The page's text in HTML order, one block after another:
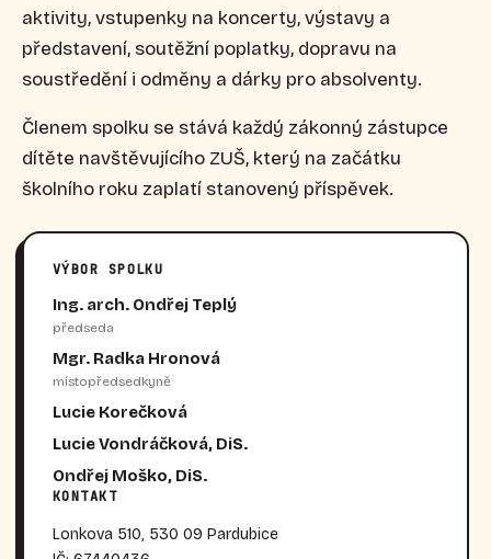
aktivity, vstupenky na koncerty, výstavy a
představení, soutěžní poplatky, dopravu na
soustředění i odměny a dárky pro absolventy.
Členem spolku se stává každý zákonný zástupce
dítěte navštěvujícího ZUŠ, který na začátku
školního roku zaplatí stanovený příspěvek.
VÝBOR SPOLKU
Ing. arch. Ondřej Teplý
předseda
Mgr. Radka Hronová
místopředsedkyně
Lucie Korečková
Lucie Vondráčková, DiS.
Ondřej Moško, DiS.
KONTAKT
Lonkova 510, 530 09 Pardubice